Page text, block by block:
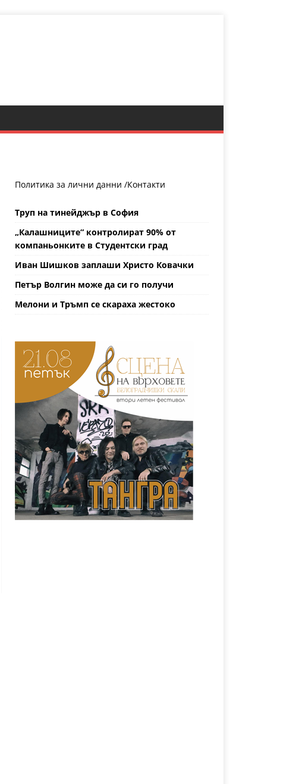
Политика за лични данни /Контакти
Труп на тинейджър в София
„Калашниците“ контролират 90% от
компаньонките в Студентски град
Иван Шишков заплаши Христо Ковачки
Петър Волгин може да си го получи
Мелони и Тръмп се скараха жестоко